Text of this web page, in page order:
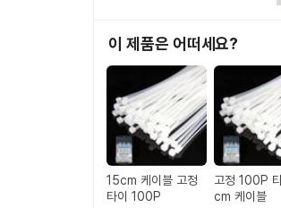
이 제품은 어떠세요?
15cm 케이블 고정
타이 100P
고정 100P
cm 케이블